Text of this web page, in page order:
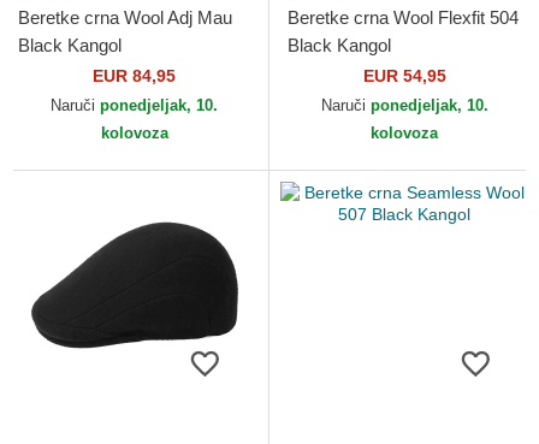
Beretke crna Wool Adj Mau
Black Kangol
EUR 84,95
Naruči ponedjeljak, 10.
kolovoza
Beretke crna Wool Flexfit 504
Black Kangol
EUR 54,95
Naruči ponedjeljak, 10.
kolovoza